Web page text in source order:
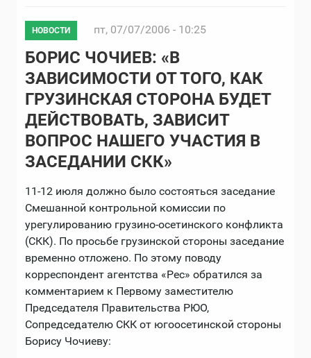
НОВОСТИ пт, 07/07/2006 - 10:25
БОРИС ЧОЧИЕВ: «В
ЗАВИСИМОСТИ ОТ ТОГО, КАК
ГРУЗИНСКАЯ СТОРОНА БУДЕТ
ДЕЙСТВОВАТЬ, ЗАВИСИТ
ВОПРОС НАШЕГО УЧАСТИЯ В
ЗАСЕДАНИИ СКК»
11-12 июля должно было состояться заседание
Смешанной контрольной комиссии по
урегулированию грузино-осетинского конфликта
(СКК). По просьбе грузинской стороны заседание
временно отложено. По этому поводу
корреспондент агентства «Рес» обратился за
комментарием к Первому заместителю
Председателя Правительства РЮО,
Сопредседателю СКК от югоосетинской стороны
Борису Чочиеву: